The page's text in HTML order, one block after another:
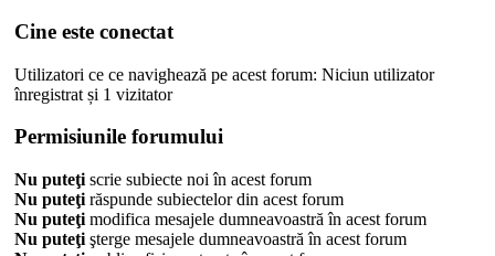
Cine este conectat
Utilizatori ce ce navighează pe acest forum: Niciun utilizator
înregistrat și 1 vizitator
Permisiunile forumului
Nu puteţi scrie subiecte noi în acest forum
Nu puteţi răspunde subiectelor din acest forum
Nu puteţi modifica mesajele dumneavoastră în acest forum
Nu puteţi şterge mesajele dumneavoastră în acest forum